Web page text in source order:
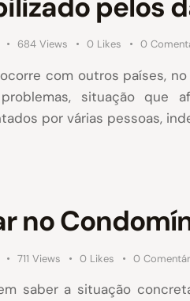
684 Views 0 Likes 0
com outros países,
situação que
por várias pessoas,
no
711 Views 0 Likes 0
saber a situação